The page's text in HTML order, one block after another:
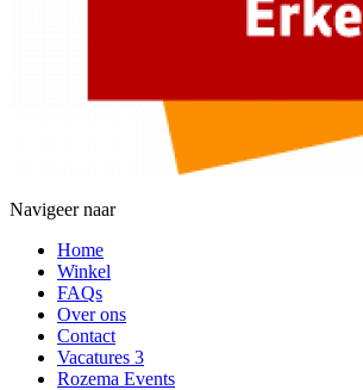
Navigeer naar
Home
Winkel
FAQs
Over ons
Contact
Vacatures 3
Rozema Events